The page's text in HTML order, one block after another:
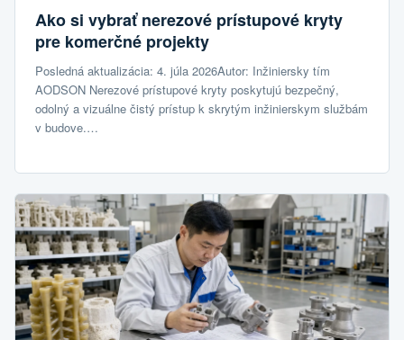
Ako si vybrať nerezové prístupové kryty
pre komerčné projekty
Posledná aktualizácia: 4. júla 2026Autor: Inžiniersky tím
AODSON Nerezové prístupové kryty poskytujú bezpečný,
odolný a vizuálne čistý prístup k skrytým inžinierskym službám
v budove.…